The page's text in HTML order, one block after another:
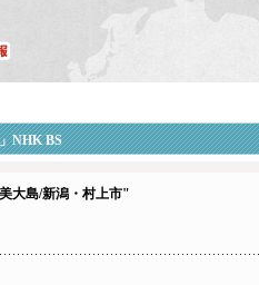
NHK BS
大島/新潟・村上市"